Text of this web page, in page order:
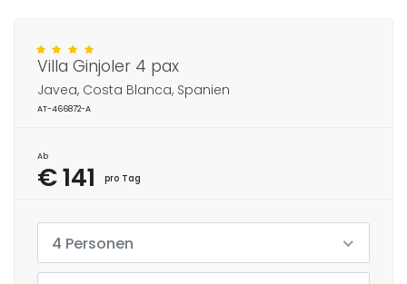
Villa Ginjoler 4 pax
Javea, Costa Blanca, Spanien
AT-466872-A
Ab
€ 141 pro Tag
4 Personen